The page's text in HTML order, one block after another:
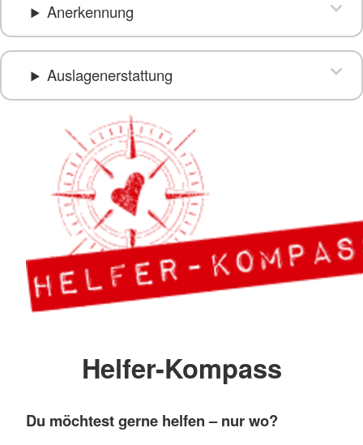
Anerkennung
Auslagenerstattung
Helfer-Kompass
Du möchtest gerne helfen – nur wo?